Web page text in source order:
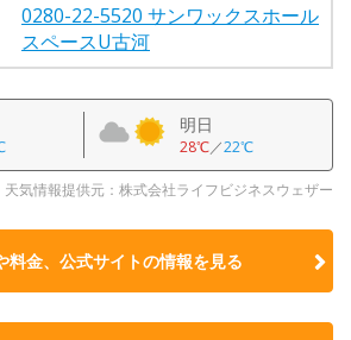
0280-22-5520 サンワックスホール
スペースU古河
明日
28℃／22℃
天気情報提供元：株式会社ライフビジネスウェザー
料金、公式サイトの情報を見る